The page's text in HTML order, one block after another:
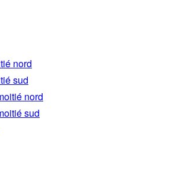
nord
sud
nord
sud